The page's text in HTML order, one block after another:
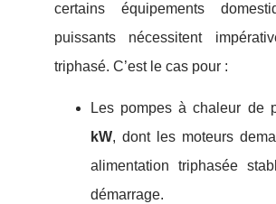
certains équipements
puissants nécessitent
triphasé. C’est le cas pour :
Les pompes à chaleur de
kW, dont les moteurs
alimentation triphasée
démarrage.